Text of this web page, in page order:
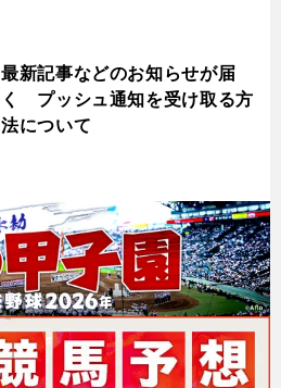
最新記事などのお知らせが届
く プッシュ通知を受け取る方
法について